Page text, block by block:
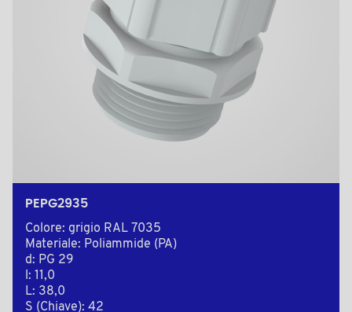
PEPG2935
Colore: grigio RAL 7035
Materiale: Poliammide (PA)
d: PG 29
l: 11,0
L: 38,0
S (Chiave): 42